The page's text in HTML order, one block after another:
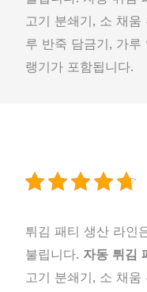
고기 분쇄기, 소 채
루 반죽 담금기, 가루
랭기가 포함됩니다.
튀김 패티 생산 라인
불립니다. 자동 튀김
고기 분쇄기, 소 채